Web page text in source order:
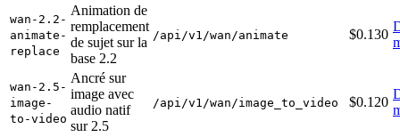
wan-2.2-
animate-
replace
Animation de
remplacement
de sujet sur la
base 2.2
/api/v1/wan/animate $0.130
wan-2.5-
image-
to-video
Ancré sur
image avec
audio natif
sur 2.5
/api/v1/wan/image_to_video $0.120